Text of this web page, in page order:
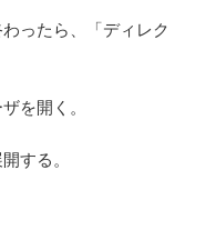
ったら、「ディレク
を開く。
する。